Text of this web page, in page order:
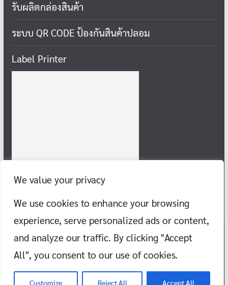
We value your privacy
We use cookies to enhance your browsing
experience, serve personalized ads or content,
and analyze our traffic. By clicking "Accept
All", you consent to our use of cookies.
Customize Reject All Accept All
รับผลิตกล่องสินค้า
ระบบ QR CODE ป้องกันสินค้าปลอม
Label Printer
Copyright © 2026แก๊งสายชิลล์ พากิน พาเที่ยว ทะเล ภูเขา วัด สอนว่าย
Theme:
ColorMag by ThemeGrill. Powered by WordPress